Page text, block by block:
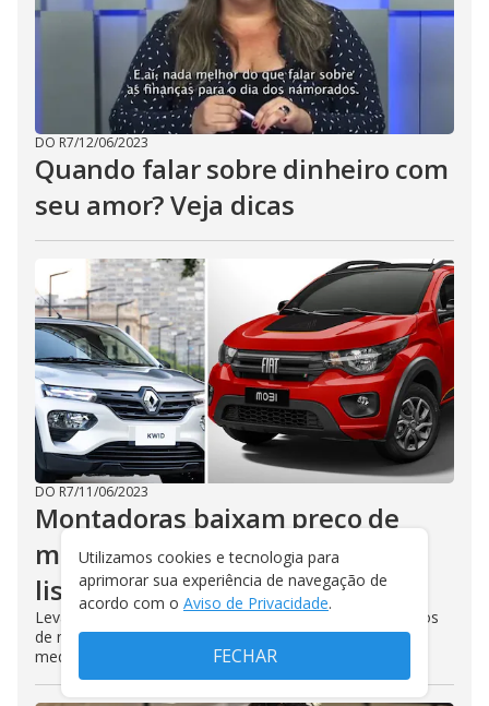
DO R7/12/06/2023
Quando falar sobre dinheiro com
seu amor? Veja dicas
DO R7/11/06/2023
Montadoras baixam preço de
mais de 70 carros zero-km; veja
lista com todos os descontos
Levantamento feito pela coluna reuniu o preço de carros
de nove montadoras que anunciaram descontos após
medida do governo
Utilizamos cookies e tecnologia para
aprimorar sua experiência de navegação de
acordo com o Aviso de Privacidade.
FECHAR